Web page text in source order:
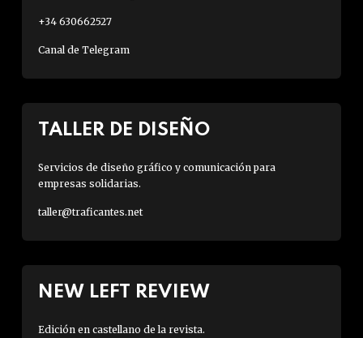
+34 630662527
Canal de Telegram
TALLER DE DISEÑO
Servicios de diseño gráfico y comunicación para
empresas solidarias.
taller@traficantes.net
NEW LEFT REVIEW
Edición en castellano de la revista.